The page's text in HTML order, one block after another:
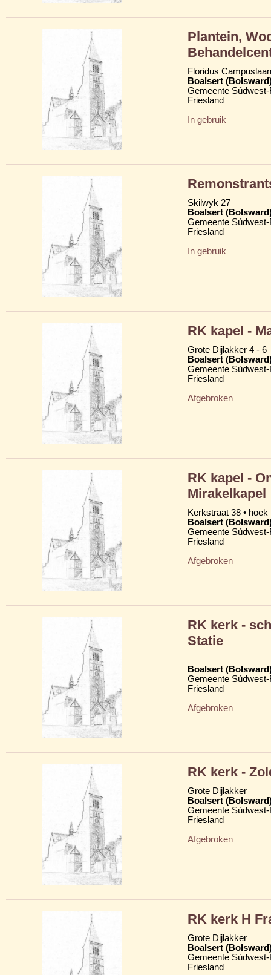
Plantein,
Floridus
Boalsert
Gemeente
Friesland
In gebruik
Skilwyk 27
Boalsert
Gemeente
Friesland
In gebruik
RK kapel -
Grote Dijlakker 4 - 6
Boalsert
Gemeente
Friesland
Afgebroken
RK kapel -
Mirakelkapel
Kerkstraat 38 •
Boalsert
Gemeente
Friesland
Afgebroken
RK kerk -
Statie
Boalsert
Gemeente
Friesland
Afgebroken
RK kerk -
Grote Dijlakker
Boalsert
Gemeente
Friesland
Afgebroken
RK kerk H
Grote Dijlakker
Boalsert
Gemeente
Friesland